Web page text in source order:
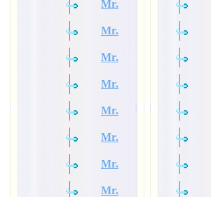
Mr.
Mr.
Mr.
Mr.
Mr.
Mr.
Mr.
Mr.